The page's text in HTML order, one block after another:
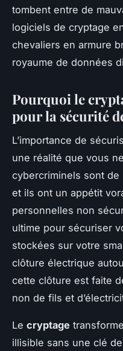
tombent entre de
logiciels de cryptage
chevaliers en armure
royaume de données
Pourquoi le
pour la sécurité
L’importance de
une réalité que vous
cybercriminels sont
et ils ont un appétit
personnelles non
ultime pour sécuriser
stockées sur votre
clôture électrique
cette clôture est faite
non de fils et
Le cryptage
illisible sans une clé